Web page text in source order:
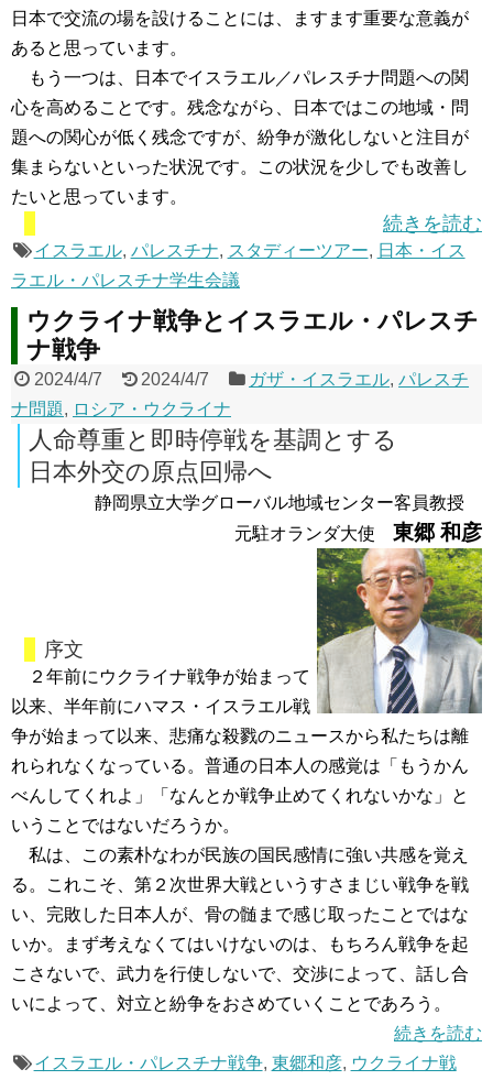
日本で交流の場を設けることには、ますます重要な意義が
あると思っています。
もう一つは、日本でイスラエル／パレスチナ問題への関
心を高めることです。残念ながら、日本ではこの地域・問
題への関心が低く残念ですが、紛争が激化しないと注目が
集まらないといった状況です。この状況を少しでも改善し
たいと思っています。
続きを読む
イスラエル, パレスチナ, スタディーツアー, 日本・イス
ラエル・パレスチナ学生会議
ウクライナ戦争とイスラエル・パレスチ
ナ戦争
2024/4/7 2024/4/7 ガザ・イスラエル,パレスチ
ナ問題, ロシア・ウクライナ
人命尊重と即時停戦を基調とする
日本外交の原点回帰へ
静岡県立大学グローバル地域センター客員教授
元駐オランダ大使 東郷 和彦
序文
２年前にウクライナ戦争が始まって
以来、半年前にハマス・イスラエル戦
争が始まって以来、悲痛な殺戮のニュースから私たちは離
れられなくなっている。普通の日本人の感覚は「もうかん
べんしてくれよ」「なんとか戦争止めてくれないかな」と
いうことではないだろうか。
私は、この素朴なわが民族の国民感情に強い共感を覚え
る。これこそ、第２次世界大戦というすさまじい戦争を戦
い、完敗した日本人が、骨の髄まで感じ取ったことではな
いか。まず考えなくてはいけないのは、もちろん戦争を起
こさないで、武力を行使しないで、交渉によって、話し合
いによって、対立と紛争をおさめていくことであろう。
続きを読む
イスラエル・パレスチナ戦争, 東郷和彦, ウクライナ戦